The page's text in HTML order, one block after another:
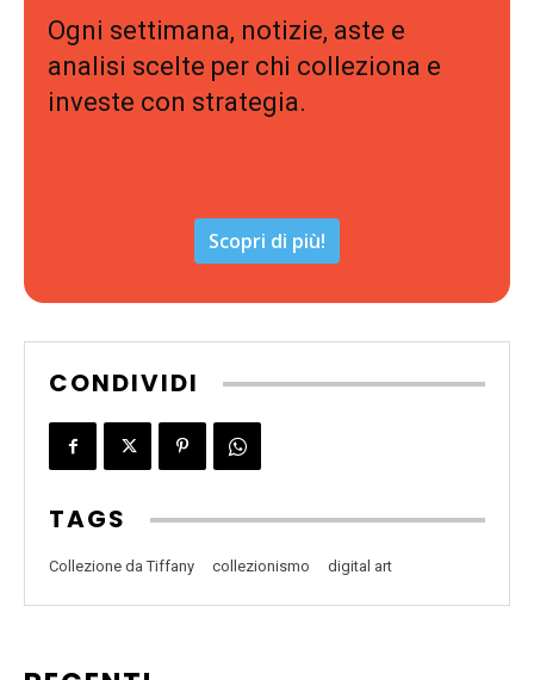
Ogni settimana, notizie, aste e
analisi scelte per chi colleziona e
investe con strategia.
Scopri di più!
CONDIVIDI
TAGS
Collezione da Tiffany collezionismo digital art